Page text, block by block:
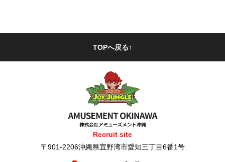
当社がお客様の個人情報を利用するにあたって
では利用いたしません。
4.第三者提供の制限
当社は、法令による場合を除き、お客様の個人
情報を第三者に提供いたしません。
5.法令、規範の遵守と見直し
TOPへ戻る↑
Recruit site
〒901-2206沖縄県宜野湾市愛知三丁目6番1号